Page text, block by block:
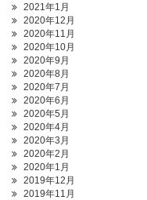
2021年1月
2020年12月
2020年11月
2020年10月
2020年9月
2020年8月
2020年7月
2020年6月
2020年5月
2020年4月
2020年3月
2020年2月
2020年1月
2019年12月
2019年11月